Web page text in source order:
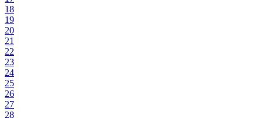
18
19
20
21
22
23
24
25
26
27
28